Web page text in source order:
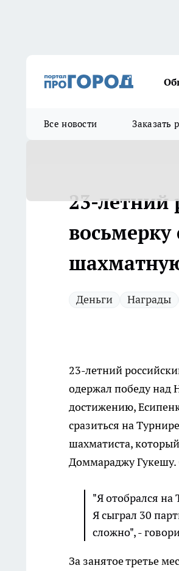
Все новости Заказать
23-летний
Деньги Награды
23-летний
одержал победу над
достижению,
сразиться на
шахматиста,
Доммараджу
"Я отобрался
Я сыграл 30
сложно", -
За занятое третье